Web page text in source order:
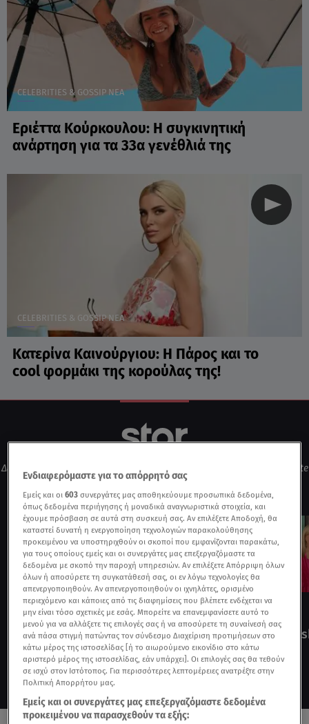
CELEBRITIES & GOSSIP ΝΕΑ
Εριέττα Κούρκουλου: Η συγκινητική
ανάρτηση για τα 33α γενέθλιά της
CELEBRITIES & GOSSIP ΝΕΑ
Κατερίνα Καινούργιου: Η Πάρος και το
cool φορμάκι της κορούλας της!
Δες τις αγαπημένες σου εκπομπές live και on-demand μέσα από το site
της τηλεόρασης του Star.
Δευ - Πεμ 20:50
Cash or
Καθημερινά, 19:45
Ειδήσεις
ΔΕΊΤΕ LIVE
Ενδιαφερόμαστε για το απόρρητό σας
Εμείς και οι603 συνεργάτες μας αποθηκεύουμε προσωπικά δεδομένα,
όπως δεδομένα περιήγησης ή μοναδικά αναγνωριστικά στοιχεία, και
έχουμε πρόσβαση σε αυτά στη συσκευή σας. Αν επιλέξετε Αποδοχή, θα
καταστεί δυνατή η ενεργοποίηση τεχνολογιών παρακολούθησης
προκειμένου να υποστηριχθούν οι σκοποί που εμφανίζονται παρακάτω,
για τους οποίους εμείς και οι συνεργάτες μας επεξεργαζόμαστε τα
δεδομένα με σκοπό την παροχή υπηρεσιών. Αν επιλέξετε Απόρριψη όλων
όλων ή αποσύρετε τη συγκατάθεσή σας, οι εν λόγω τεχνολογίες θα
απενεργοποιηθούν. Αν απενεργοποιηθούν οι ιχνηλάτες, ορισμένο
περιεχόμενο και κάποιες από τις διαφημίσεις που βλέπετε ενδέχεται να
μην είναι τόσο σχετικές με εσάς. Μπορείτε να επανεμφανίσετε αυτό το
μενού για να αλλάξετε τις επιλογές σας ή να αποσύρετε τη συναίνεσή σας
ανά πάσα στιγμή πατώντας τον σύνδεσμο Διαχείριση προτιμήσεων στο
κάτω μέρος της ιστοσελίδας [ή το αιωρούμενο εικονίδιο στο κάτω
αριστερό μέρος της ιστοσελίδας, εάν υπάρχει]. Οι επιλογές σας θα τεθούν
σε ισχύ στον Ιστότοπος. Για περισσότερες λεπτομέρειες ανατρέξτε στην
Πολιτική Απορρήτου μας.
Εμείς και οι συνεργάτες μας επεξεργαζόμαστε δεδομένα
προκειμένου να παρασχεθούν τα εξής: